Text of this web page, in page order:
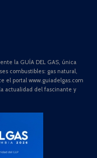
la GUÍA DEL GAS, única
combustibles: gas natural,
el portal www.guiadelgas.com
actualidad del fascinante y